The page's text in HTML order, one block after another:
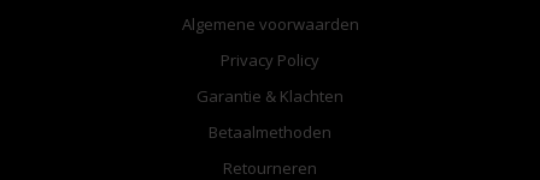
Algemene voorwaarden
Privacy Policy
Garantie & Klachten
Betaalmethoden
Retourneren